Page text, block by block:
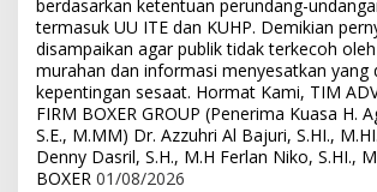
berdasarkan ketentuan perundang-
termasuk UU ITE dan KUHP. Demikian
disampaikan agar publik tidak terkecoh
murahan dan informasi menyesatkan yang
kepentingan sesaat. Hormat Kami, TIM
FIRM BOXER GROUP (Penerima Kuasa H.
S.E., M.MM) Dr. Azzuhri Al Bajuri, S.HI.,
Denny Dasril, S.H., M.H Ferlan Niko, S.HI.,
BOXER 01/08/2026